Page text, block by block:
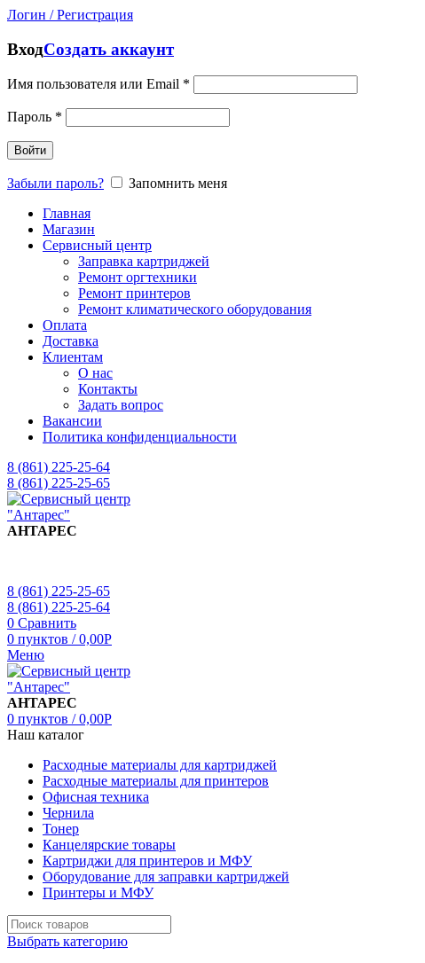
Логин / Регистрация
ВходСоздать аккаунт
Имя пользователя или Email *
Пароль *
Войти
Забыли пароль?
Запомнить меня
Главная
Магазин
Сервисный центр
Заправка картриджей
Ремонт оргтехники
Ремонт принтеров
Ремонт климатического оборудования
Оплата
Доставка
Клиентам
О нас
Контакты
Задать вопрос
Вакансии
Политика конфиденциальности
8 (861) 225-25-64
8 (861) 225-25-65
АНТАРЕС
8 (861) 225-25-65
8 (861) 225-25-64
0 Сравнить
0 пунктов / 0,00Р
Меню
АНТАРЕС
0 пунктов / 0,00Р
Наш каталог
Расходные материалы для картриджей
Расходные материалы для принтеров
Офисная техника
Чернила
Тонер
Канцелярские товары
Картриджи для принтеров и МФУ
Оборудование для заправки картриджей
Принтеры и МФУ
Выбрать категорию